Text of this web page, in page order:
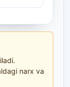
narx va